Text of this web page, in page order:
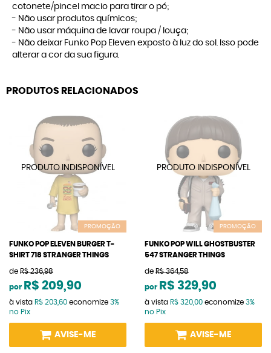
cotonete/pincel macio para tirar o pó;
- Não usar produtos químicos;
- Não usar máquina de lavar roupa / louça;
- Não deixar Funko Pop Eleven exposto à luz do sol. Isso pode
alterar a cor da sua figura.
PRODUTOS RELACIONADOS
PROMOÇÃO
FUNKO POP ELEVEN BURGER T-
SHIRT 718 STRANGER THINGS
de R$ 236,98
por R$ 209,90
à vista R$ 203,60 economize 3%
no Pix
AVISE-ME
PROMOÇÃO
FUNKO POP WILL GHOSTBUSTER
547 STRANGER THINGS
de R$ 364,58
por R$ 329,90
à vista R$ 320,00 economize 3%
no Pix
AVISE-ME